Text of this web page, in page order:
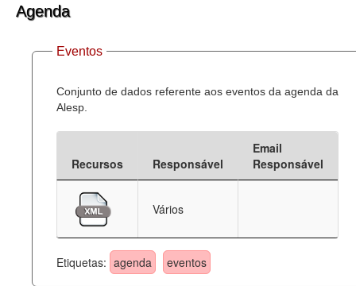
Lei de Acesso à Informação
Dados Governamentais Abertos
Planejamento
Catálogo de dados
Deputados Estaduais
Administração
Legislação
Agenda
Eventos
Conjunto de dados referente aos eventos da agenda da
Alesp.
Recursos Responsável
Email
Responsável
Vários
Etiquetas: agenda eventos